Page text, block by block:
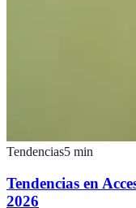
Tendencias5 min
Tendencias en
2026